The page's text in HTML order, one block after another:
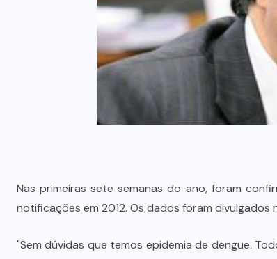
Nas primeiras sete semanas do ano, foram
notificações em 2012. Os dados foram
"Sem dúvidas que temos epidemia de dengue.